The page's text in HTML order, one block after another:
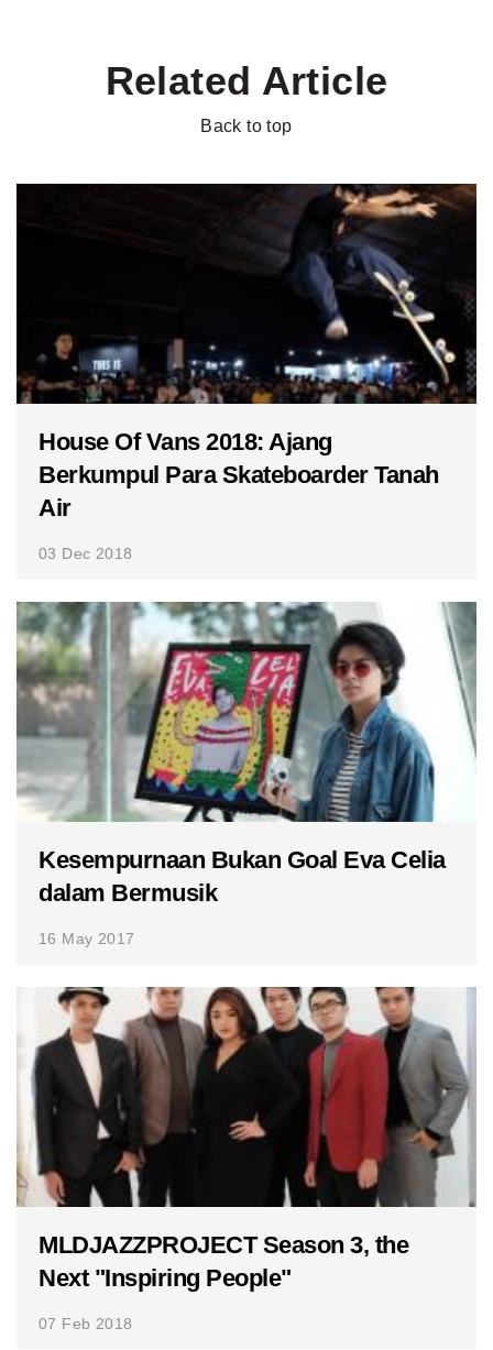
Related Article
Back to top
House Of Vans 2018: Ajang
Berkumpul Para Skateboarder Tanah
Air
03 Dec 2018
Kesempurnaan Bukan Goal Eva Celia
dalam Bermusik
16 May 2017
MLDJAZZPROJECT Season 3, the
Next "Inspiring People"
07 Feb 2018